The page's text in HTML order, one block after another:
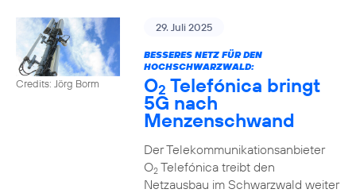
Credits: Jörg Borm
29. Juli 2025
BESSERES NETZ FÜR DEN
HOCHSCHWARZWALD:
O2 Telefónica bringt
5G nach
Menzenschwand
Der Telekommunikationsanbieter
O2Telefónica treibt den
Netzausbau im Schwarzwald weiter